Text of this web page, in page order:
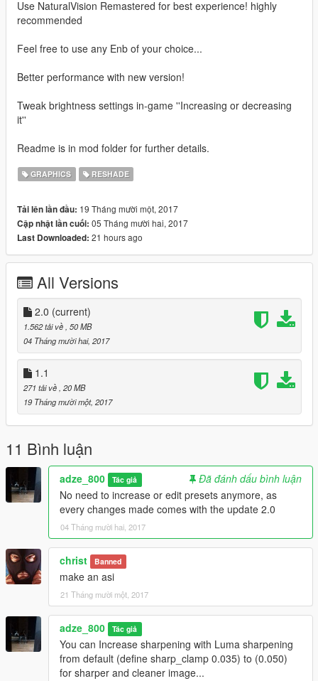
Use NaturalVision Remastered for best experience! highly
recommended
Feel free to use any Enb of your choice...
Better performance with new version!
Tweak brightness settings in-game ''Increasing or decreasing
it''
Readme is in mod folder for further details.
GRAPHICS RESHADE
Tải lên lần đầu: 19 Tháng mười một, 2017
Cập nhật lần cuối: 05 Tháng mười hai, 2017
Last Downloaded: 21 hours ago
All Versions
2.0 (current)
1.562 tải về , 50 MB
04 Tháng mười hai, 2017
1.1
271 tải về , 20 MB
19 Tháng mười một, 2017
11 Bình luận
adze_800 Tác giả
Đã đánh dấu bình luận
No need to increase or edit presets anymore, as
every changes made comes with the update 2.0
04 Tháng mười hai, 2017
christ Banned
make an asi
21 Tháng mười một, 2017
adze_800 Tác giả
You can Increase sharpening with Luma sharpening
from default (define sharp_clamp 0.035) to (0.050)
for sharper and cleaner image...